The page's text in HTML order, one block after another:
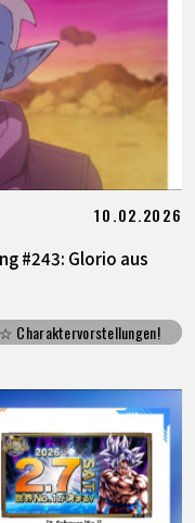
10.02.2026
#243: Glorio aus
Charaktervorstellungen!